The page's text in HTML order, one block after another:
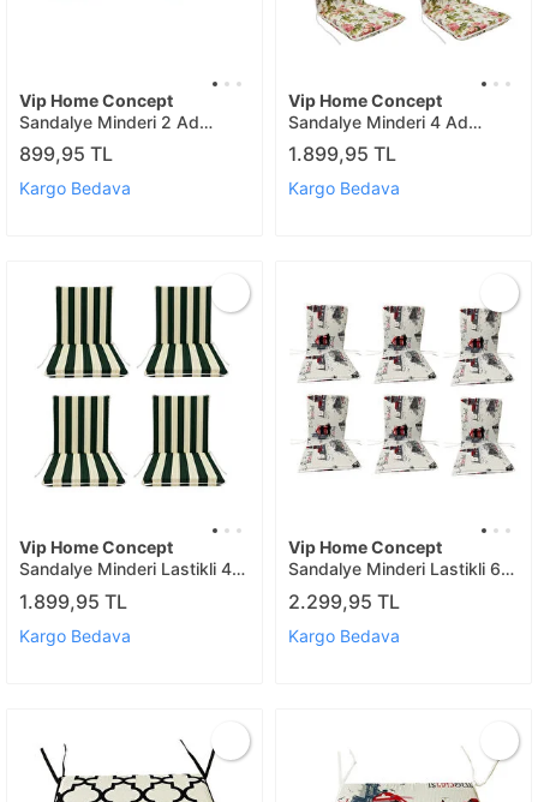
Vip Home Concept
Sandalye Minderi 2 Ad
(karaçati)
899,95 TL
Kargo Bedava
Vip Home Concept
Sandalye Minderi 4 Ad
(ing.gülü)
1.899,95 TL
Kargo Bedava
Vip Home Concept
Sandalye Minderi Lastikli 4
Ad(yeşilbyz)
1.899,95 TL
Kargo Bedava
Vip Home Concept
Sandalye Minderi Lastikli 6
Ad(istanbul)
2.299,95 TL
Kargo Bedava